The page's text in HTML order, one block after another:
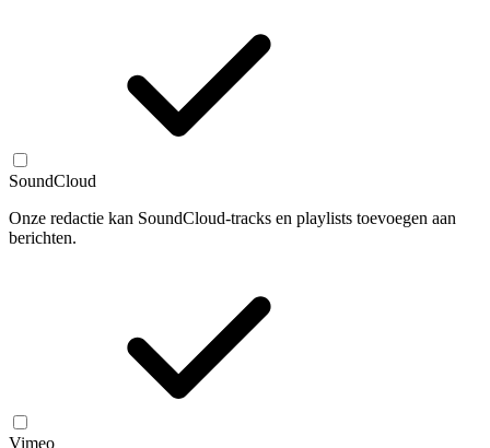
SoundCloud
Onze redactie kan SoundCloud-tracks en playlists toevoegen aan
berichten.
Vimeo